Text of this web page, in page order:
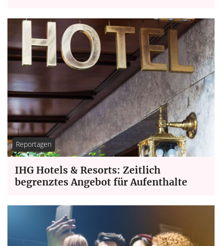
Reportagen
IHG Hotels & Resorts: Zeitlich
begrenztes Angebot für Aufenthalte